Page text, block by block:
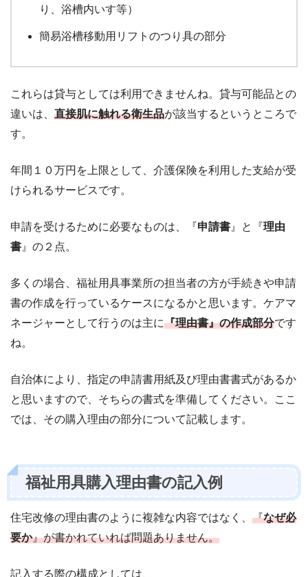
り、浴槽内いす等）
簡易浴槽移動用リフトのつり具の部分
これらは貸与としては利用できませんね。貸与可能品との
違いは、 直接肌に触れる衛生品が該当するというところで
す。
年間１０万円を上限として、介護保険を利用した支給が受
けられるサービスです。
申請を受けるために必要なものは、『申請書 』と『理由
書 』の２点。
多くの場合、福祉用具事業所の担当者の方が手続きや申請
書の作成を行っているケースになるかと思います。ケアマ
ネージャーとして行うのは主に『理由書』の作成部分です
ね。
自治体により、指定の申請書用紙及び理由書書式があるか
と思いますので、そちらの書式を準備してください。ここ
では、その購入理由の部分について記載します。
福祉用具購入理由書の記入例
住宅改修の理由書のように複雑な内容ではなく、 『なぜ必
要か』が書かれていれば問題ありません。
記入する際の構成としては、